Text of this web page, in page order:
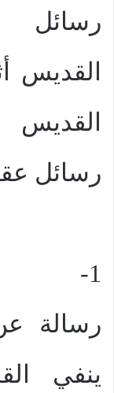
رسائل
القديس
رسائل
1-
رسالة
ينفي